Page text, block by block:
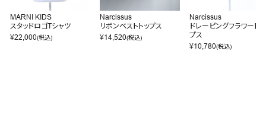
MARNI KIDS
スタッドロゴTシャツ
¥22,000(税込)
Narcissus
リボンベストトップス
¥14,520(税込)
Narcissus
ドレーピングフラワートッ
プス
¥10,780(税込)